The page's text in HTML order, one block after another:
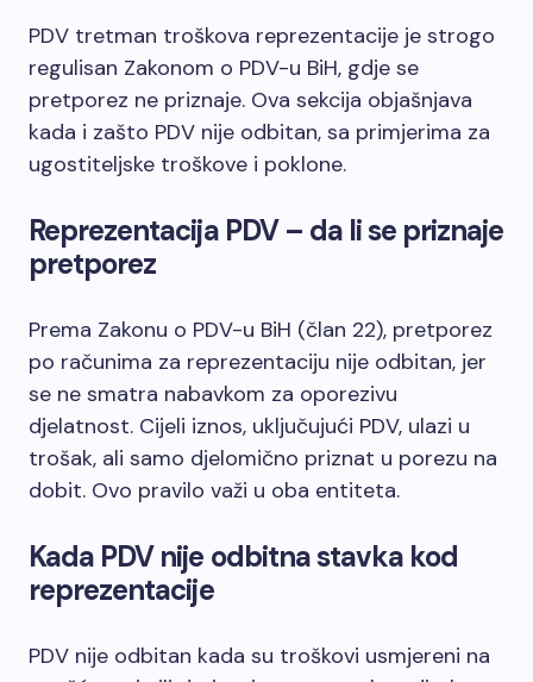
PDV tretman troškova reprezentacije je strogo
regulisan Zakonom o PDV-u BiH, gdje se
pretporez ne priznaje. Ova sekcija objašnjava
kada i zašto PDV nije odbitan, sa primjerima za
ugostiteljske troškove i poklone.
Reprezentacija PDV – da li se priznaje
pretporez
Prema Zakonu o PDV-u BiH (član 22), pretporez
po računima za reprezentaciju nije odbitan, jer
se ne smatra nabavkom za oporezivu
djelatnost. Cijeli iznos, uključujući PDV, ulazi u
trošak, ali samo djelomično priznat u porezu na
dobit. Ovo pravilo važi u oba entiteta.
Kada PDV nije odbitna stavka kod
reprezentacije
PDV nije odbitan kada su troškovi usmjereni na